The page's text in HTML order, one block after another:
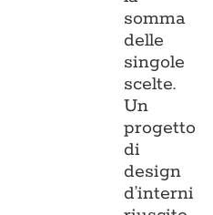
somma
delle
singole
scelte.
Un
progetto
di
design
d’interni